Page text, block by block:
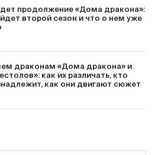
продолжение «Дома дракона»:
второй сезон и что о нем уже
драконам «Дома дракона» и
как их различать, кто
как они двигают сюжет